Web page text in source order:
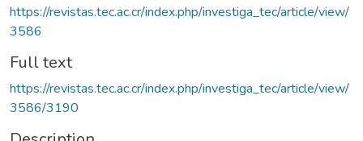
https://revistas.tec.ac.cr/index.php/investiga_tec/article/view/
3586
Full text
https://revistas.tec.ac.cr/index.php/investiga_tec/article/view/
3586/3190